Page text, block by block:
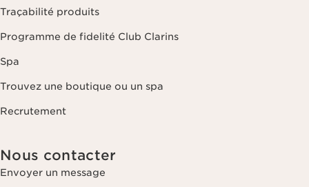
Traçabilité produits
Programme de fidelité Club Clarins
Spa
Trouvez une boutique ou un spa
Recrutement
Nous contacter
Envoyer un message